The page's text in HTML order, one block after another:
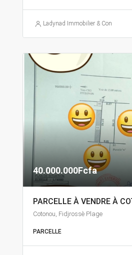
Ladynad Immobilier & Construction
40.000.000Fcfa
Cotonou, Fidjrossè Plage
PARCELLE